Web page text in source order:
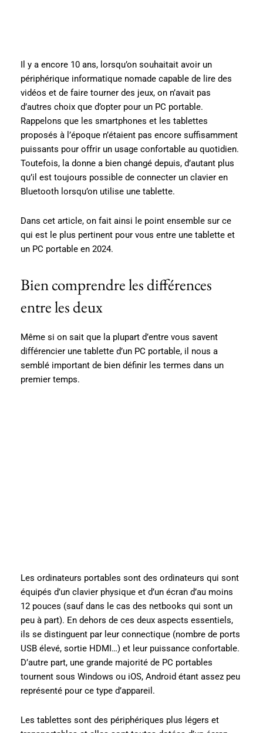
Il y a encore 10 ans, lorsqu’on souhaitait avoir un
périphérique informatique nomade capable de lire des
vidéos et de faire tourner des jeux, on n’avait pas
d’autres choix que d’opter pour un PC portable.
Rappelons que les smartphones et les tablettes
proposés à l’époque n’étaient pas encore suffisamment
puissants pour offrir un usage confortable au quotidien.
Toutefois, la donne a bien changé depuis, d’autant plus
qu’il est toujours possible de connecter un clavier en
Bluetooth lorsqu’on utilise une tablette.
Dans cet article, on fait ainsi le point ensemble sur ce
qui est le plus pertinent pour vous entre une tablette et
un PC portable en 2024.
Bien comprendre les différences
entre les deux
Même si on sait que la plupart d’entre vous savent
différencier une tablette d’un PC portable, il nous a
semblé important de bien définir les termes dans un
premier temps.
Les ordinateurs portables sont des ordinateurs qui sont
équipés d’un clavier physique et d’un écran d’au moins
12 pouces (sauf dans le cas des netbooks qui sont un
peu à part). En dehors de ces deux aspects essentiels,
ils se distinguent par leur connectique (nombre de ports
USB élevé, sortie HDMI…) et leur puissance confortable.
D’autre part, une grande majorité de PC portables
tournent sous Windows ou iOS, Android étant assez peu
représenté pour ce type d’appareil.
Les tablettes sont des périphériques plus légers et